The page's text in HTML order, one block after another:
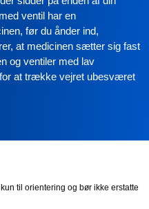
ventil har en
før du ånder ind,
at medicinen sætter sig fast
og ventiler med lav
at trække vejret ubesværet
til orientering og bør ikke erstatte